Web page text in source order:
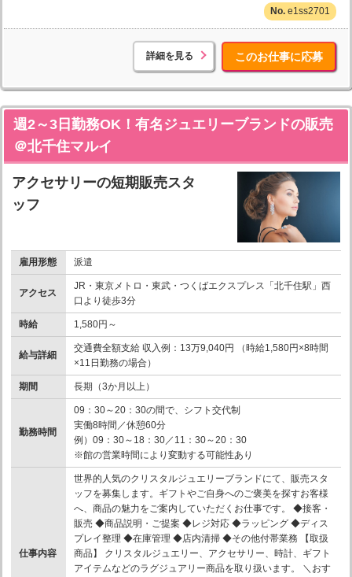
e1ss2701
詳細を見る このお仕事に応募
週2～3日勤務OK！有名ジュエリーブランドの販売
＠北千住マルイ
アクセサリーの短期販売スタ
ッフ
雇用形態 派遣
アクセス
JR・東京メトロ・東武・つくばエクスプレス「北千住駅」西
口より徒歩3分
時給 1,580円～
給与詳細
交通費全額支給 収入例：13万9,040円 （時給1,580円×8時間
×11日勤務の場合）
期間 長期（3か月以上）
勤務時間
09：30～20：30の間で、シフト交代制
実働8時間／休憩60分
例）09：30～18：30／11：30～20：30
※館の営業時間により変動する可能性あり
仕事内容
世界的人気のクリスタルジュエリーブランドにて、販売スタ
ッフを募集します。ギフトやご自身へのご褒美を探すお客様
へ、商品の魅力をご案内していただくお仕事です。 ◆接客・
販売 ◆商品説明・ご提案 ◆レジ対応 ◆ラッピング ◆ディス
プレイ整理 ◆在庫管理 ◆店内清掃 ◆その他付帯業務 【取扱
商品】 クリスタルジュエリー、アクセサリー、時計、ギフト
アイテムなどのラグジュアリー商品を取り扱います。 ＼おす